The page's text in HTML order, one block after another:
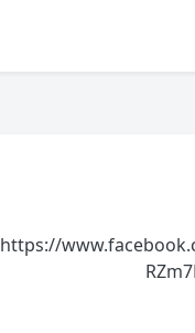
https://